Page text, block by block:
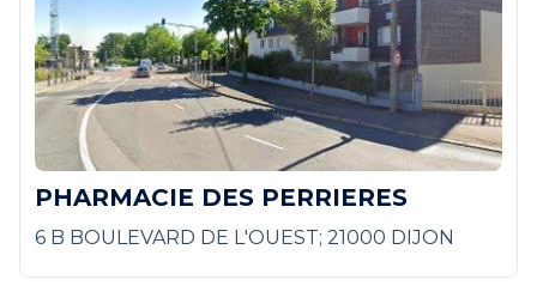
PHARMACIE DES PERRIERES
6 B BOULEVARD DE L'OUEST; 21000 DIJON